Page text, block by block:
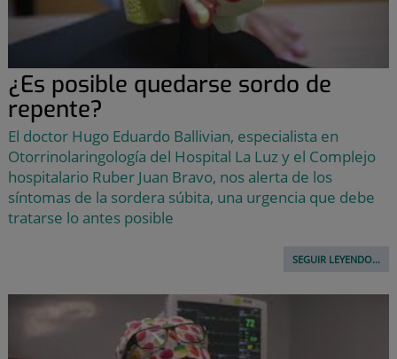
¿Es posible quedarse sordo de
repente?
El doctor Hugo Eduardo Ballivian, especialista en
Otorrinolaringología del Hospital La Luz y el Complejo
hospitalario Ruber Juan Bravo, nos alerta de los
síntomas de la sordera súbita, una urgencia que debe
tratarse lo antes posible
SEGUIR LEYENDO...